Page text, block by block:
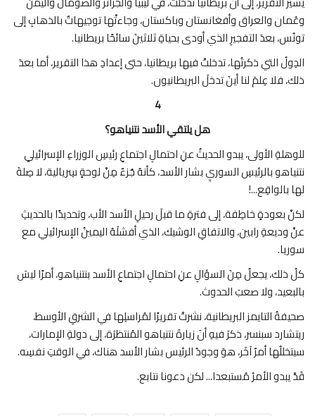
وعُمان والعراق وأفغانستان وباكستان، وجاءتْها توجيهاتٌ بالذهابِ إلى
تونُس، بعدَ التفجيرِ الذي أودى بحياةِ ثلاثينَ سائحًا بريطانيا.
الدِولُ التي ذكرتُها، تدخلتْ فيها بريطانيا، حتى إعدادِ هذا التقرير، أما بعدَ
ذلك، فلا عِلمَ لنا أينَ تدخلَ البريطانيون.
4
هل يلتقي الأسد نتنياهو؟
للوهلةِ الأولى، يبدو الحديثُ عنِ احتمالِ اجتماعِ رئيسِ الوزراءِ الإسرائيليِ
نتنياهو بالرئيسِ السوريِ بشار الأسد، كأنهُ جُزءٌ مِنْ لوحةٍ سِريالية، لا صِلةَ
لها بالواقِع...!
لكنْ بعودةٍ خاطِفة، إلى فترةِ ما قبلَ رحيلِ الأسد الأب، وتحديدًا بالحديثِ
عنْ وديعةِ رابين، والاتفاقِ الوشيك، الذي أفشلَهُ اليمينُ الإسرائيلي مع
سوريا.
كلُ ذلك، يجعلُ مِنَ السؤالِ عنِ احتمالِ اجتماعِ الأسد بنتنياهو، أمرًا ليسَ
بالبعيد، ولا صعبَ الحدوث.
صحيفةُ التايمز البريطانية، نشرتْ تقريرًا لمُراسلِها في الشرقِ الأوسط،
ريتشارد سبنسر، ذكرَ فيهِ أنَ زيارةَ نتنياهو المُنتظرَة، إلى دولةِ الإمارات،
سيتخللُها أمرٌ آخَر، هوَ وجودُ الرئيس بشار الأسد هناك، في الوقتِ نفسِه.
قَدْ يبدو الأمرُ مُستبعدا... لكن دعونا نتابع.